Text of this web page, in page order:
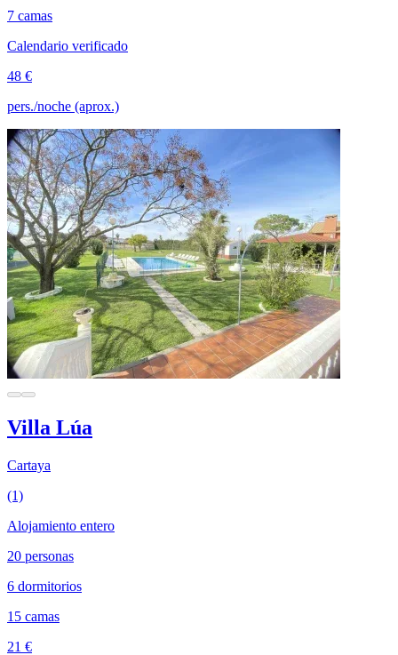
7 camas
Calendario verificado
48 €
pers./noche (aprox.)
Villa Lúa
Cartaya
(1)
Alojamiento entero
20 personas
6 dormitorios
15 camas
21 €